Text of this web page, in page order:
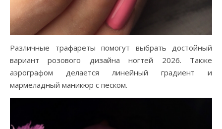
Различные трафареты помогут выбрать достойный
вариант розового дизайна ногтей 2026. Также
аэрографом делается линейный градиент и
мармеладный маникюр с песком.